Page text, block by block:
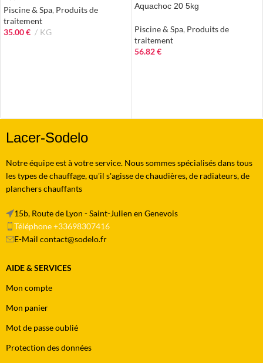
Piscine & Spa, Produits de
traitement
35.00€ KG
Aquachoc 20 5kg
Piscine & Spa, Produits de
traitement
56.82€
Lacer-Sodelo
Notre équipe est à votre service. Nous sommes spécialisés dans tous
les types de chauffage, qu'il s'agisse de chaudières, de radiateurs, de
planchers chauffants
15b, Route de Lyon - Saint-Julien en Genevois
Téléphone +33698307416
E-Mail contact@sodelo.fr
AIDE & SERVICES
Mon compte
Mon panier
Mot de passe oublié
Protection des données